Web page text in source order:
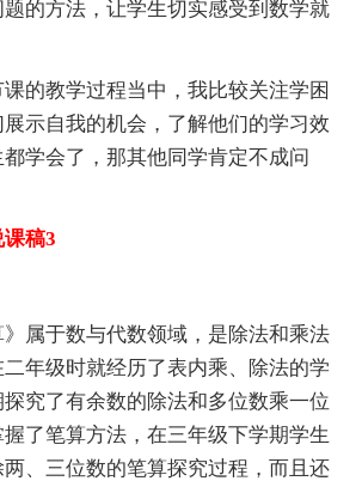
的方法，让学生切实感受到数学就
的教学过程当中，我比较关注学困
示自我的机会，了解他们的学习效
学会了，那其他同学肯定不成问
稿3
》属于数与代数领域，是除法和乘法
年级时就经历了表内乘、除法的学
究了有余数的除法和多位数乘一位
了笔算方法，在三年级下学期学生
、三位数的笔算探究过程，而且还